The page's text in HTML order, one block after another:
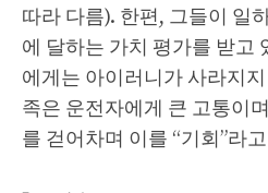
따라 다름). 한편, 그들이 일
에 달하는 가치 평가를 받고
에게는 아이러니가 사라지
족은 운전자에게 큰 고통이
를 걷어차며 이를 “기회”라